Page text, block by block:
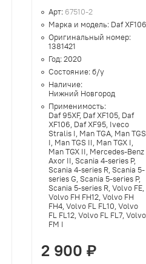
Арт: 67510-2
Марка и модель: Daf XF106
Оригинальный номер:
1381421
Год:2020
Состояние:б/у
Наличие:
Нижний Новгород
Применимость:
Daf 95XF, Daf XF105, Daf
XF106, Daf XF95, Iveco
Stralis I, Man TGA, Man TGS
I, Man TGS II, Man TGX I,
Man TGX II, Mercedes-Benz
Axor II, Scania 4-series P,
Scania 4-series R, Scania 5-
series G, Scania 5-series P,
Scania 5-series R, Volvo FE,
Volvo FH FH12, Volvo FH
FH4, Volvo FL FL10, Volvo
FL FL12, Volvo FL FL7, Volvo
FM I
2 900 ₽